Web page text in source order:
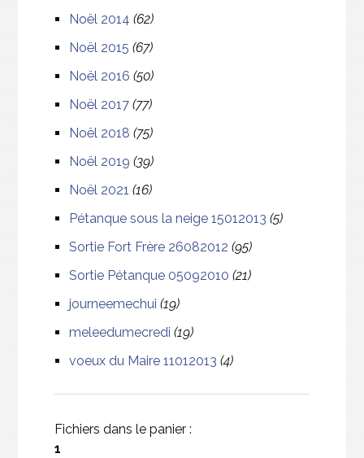
Noël 2014 (62)
Noël 2015 (67)
Noël 2016 (50)
Noël 2017 (77)
Noël 2018 (75)
Noël 2019 (39)
Noël 2021 (16)
Pétanque sous la neige 15012013 (5)
Sortie Fort Frère 26082012 (95)
Sortie Pétanque 05092010 (21)
journeemechui (19)
meleedumecredi (19)
voeux du Maire 11012013 (4)
Fichiers dans le panier :
1